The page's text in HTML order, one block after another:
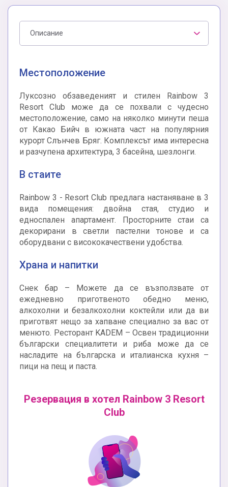
Описание
Местоположение
Луксозно обзаведеният и стилен Rainbow 3
Resort Club може да се похвали с чудесно
местоположение, само на няколко минути пеша
от Какао Бийч в южната част на популярния
курорт Слънчев Бряг. Комплексът има интересна
и разчупена архитектура, 3 басейнa, шезлонги.
В стаите
Rainbow 3 - Resort Club предлага настаняване в 3
вида помещения: двойна стая, студио и
едноспален апартамент. Просторните стаи са
декорирани в светли пастелни тонове и са
оборудвани с висококачествени удобства.
Храна и напитки
Снек бар – Можете да се възползвате от
ежедневно приготвеното обедно меню,
алкохолни и безалкохолни коктейли или да ви
приготвят нещо за хапване специално за вас от
менюто. Ресторант KADEM – Освен традиционни
български специалитети и риба може да се
насладите на българска и италианска кухня –
пици на пещ и паста.
Резервация в хотел Rainbow 3 Resort
Club